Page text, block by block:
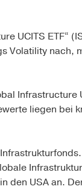
UCITS ETF“
Volatility nach,
Infrastructure
liegen bei
den USA an.